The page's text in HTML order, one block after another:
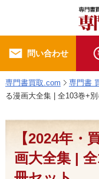
問い合わせ
専門書買取.com 専門書
る漫画大全集 | 全103巻+
【2024年・
画大全集 |